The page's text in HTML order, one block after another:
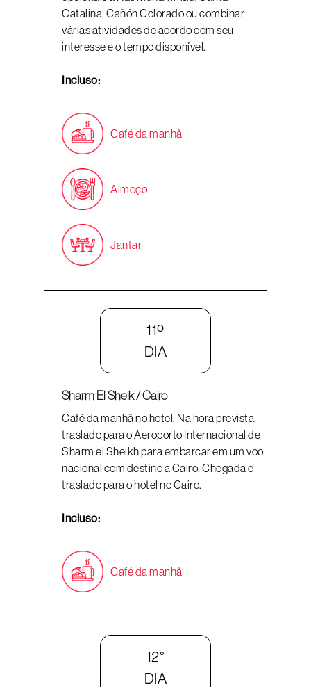
Catalina, Cañón Colorado ou combinar
várias atividades de acordo com seu
interesse e o tempo disponível.
Incluso:
Café da manhã
Almoço
Jantar
11º
DIA
Sharm El Sheik / Cairo
Café da manhã no hotel. Na hora prevista,
traslado para o Aeroporto Internacional de
Sharm el Sheikh para embarcar em um voo
nacional com destino a Cairo. Chegada e
traslado para o hotel no Cairo.
Incluso:
Café da manhã
12°
DIA